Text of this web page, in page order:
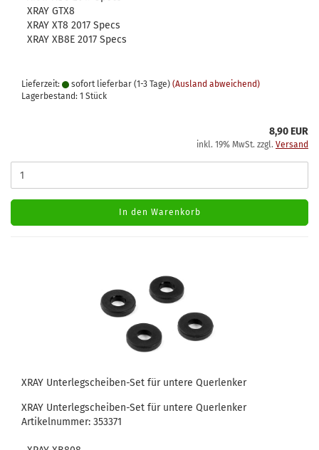
XRAY GTX8
XRAY XT8 2017 Specs
XRAY XB8E 2017 Specs
Lieferzeit: sofort lieferbar (1-3 Tage) (Ausland abweichend)
Lagerbestand: 1 Stück
8,90 EUR
inkl. 19% MwSt. zzgl. Versand
In den Warenkorb
XRAY Unterlegscheiben-Set für untere Querlenker
XRAY Unterlegscheiben-Set für untere Querlenker
Artikelnummer: 353371